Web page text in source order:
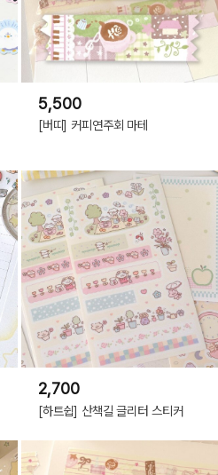
5,500
[버띠] 커피연주회 마테
2,700
[하트쉽] 산책길 글리터 스티커